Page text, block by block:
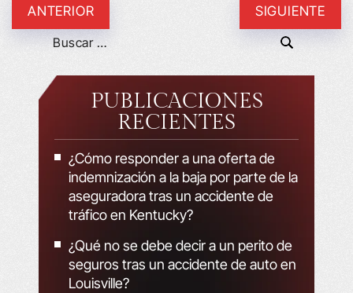
ANTERIOR SIGUIENTE
PUBLICACIONES
RECIENTES
¿Cómo responder a una oferta de
indemnización a la baja por parte de la
aseguradora tras un accidente de
tráfico en Kentucky?
¿Qué no se debe decir a un perito de
seguros tras un accidente de auto en
Louisville?